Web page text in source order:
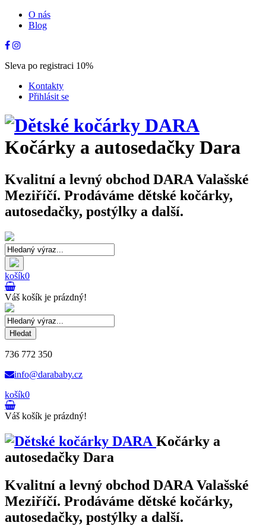
O nás
Blog
Sleva po registraci 10%
Kontakty
Přihlásit se
Kočárky a autosedačky Dara
Kvalitní a levný obchod DARA Valašské
Meziříčí. Prodáváme dětské kočárky,
autosedačky, postýlky a další.
košík0
Váš košík je prázdný!
Hledat
736 772 350
info@darababy.cz
košík0
Váš košík je prázdný!
Kočárky a
autosedačky Dara
Kvalitní a levný obchod DARA Valašské
Meziříčí. Prodáváme dětské kočárky,
autosedačky, postýlky a další.